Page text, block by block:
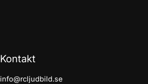
Kontakt
info@rcljudbild.se